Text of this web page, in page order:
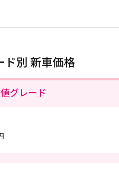
ド別 新車価格
グレード